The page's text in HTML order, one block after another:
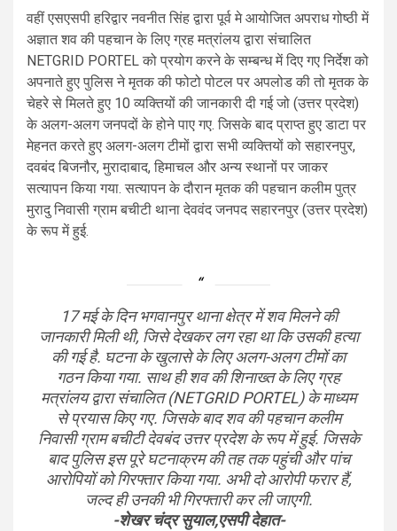
वहीं एसएसपी हरिद्वार नवनीत सिंह द्वारा पूर्व मे आयोजित अपराध गोष्ठी में
अज्ञात शव की पहचान के लिए ग्रह मत्रांलय द्वारा संचालित
NETGRID PORTEL को प्रयोग करने के सम्बन्ध में दिए गए निर्देश को
अपनाते हुए पुलिस ने मृतक की फोटो पोटल पर अपलोड की तो मृतक के
चेहरे से मिलते हुए 10 व्यक्तियों की जानकारी दी गई जो (उत्तर प्रदेश)
के अलग-अलग जनपदों के होने पाए गए. जिसके बाद प्राप्त हुए डाटा पर
मेहनत करते हुए अलग-अलग टीमों द्वारा सभी व्यक्तियों को सहारनपुर,
दवबंद बिजनौर, मुरादाबाद, हिमाचल और अन्य स्थानों पर जाकर
सत्यापन किया गया. सत्यापन के दौरान मृतक की पहचान कलीम पुत्र
मुरादु निवासी ग्राम बचीटी थाना देववंद जनपद सहारनपुर (उत्तर प्रदेश)
के रूप में हुई.
17 मई के दिन भगवानपुर थाना क्षेत्र में शव मिलने की
जानकारी मिली थी, जिसे देखकर लग रहा था कि उसकी हत्या
की गई है. घटना के खुलासे के लिए अलग-अलग टीमों का
गठन किया गया. साथ ही शव की शिनाख्त के लिए ग्रह
मत्रांलय द्वारा संचालित (NETGRID PORTEL) के माध्यम
से प्रयास किए गए. जिसके बाद शव की पहचान कलीम
निवासी ग्राम बचीटी देवबंद उत्तर प्रदेश के रूप में हुई. जिसके
बाद पुलिस इस पूरे घटनाक्रम की तह तक पहुंची और पांच
आरोपियों को गिरफ्तार किया गया. अभी दो आरोपी फरार हैं,
जल्द ही उनकी भी गिरफ्तारी कर ली जाएगी.
-शेखर चंद्र सुयाल,एसपी देहात-